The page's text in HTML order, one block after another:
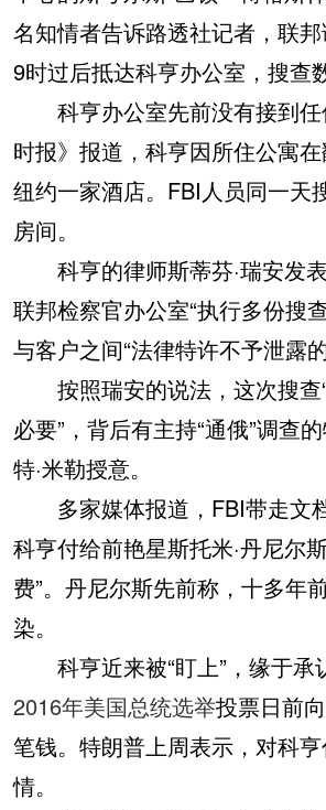
名知情者告诉路透社记者，联
9时过后抵达科亨办公室，搜查
科亨办公室先前没有接到任
时报》报道，科亨因所住公寓
纽约一家酒店。FBI人员同一天
房间。
科亨的律师斯蒂芬·瑞安发
联邦检察官办公室“执行多份搜
与客户之间“法律特许不予泄露的
按照瑞安的说法，这次搜查
必要”，背后有主持“通俄”调查
特·米勒授意。
多家媒体报道，FBI带走文
科亨付给前艳星斯托米·丹尼尔
费”。丹尼尔斯先前称，十多年
染。
科亨近来被“盯上”，缘于承
2016年美国总统选举投票日前
笔钱。特朗普上周表示，对科亨
情。